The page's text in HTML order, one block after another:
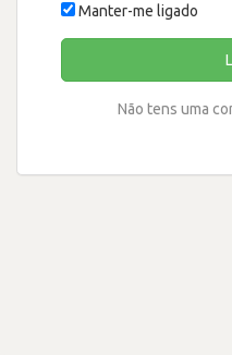
Manter-me ligado
Não tens uma